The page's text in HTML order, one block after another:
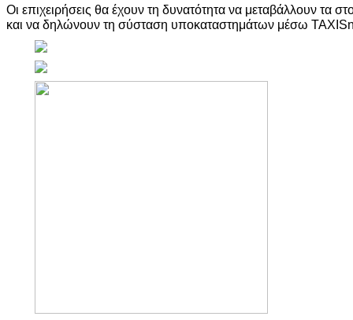
Οι επιχειρήσεις θα έχουν τη δυνατότητα να μεταβάλλουν τα
και να δηλώνουν τη σύσταση υποκαταστημάτων μέσω